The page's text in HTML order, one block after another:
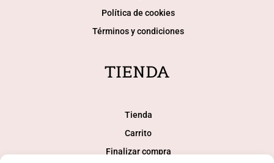
Política de cookies
Términos y condiciones
TIENDA
Tienda
Carrito
Finalizar compra